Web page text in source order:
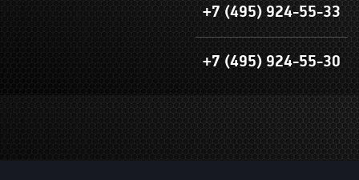
+7 (495) 924-55-33
+7 (495) 924-55-30